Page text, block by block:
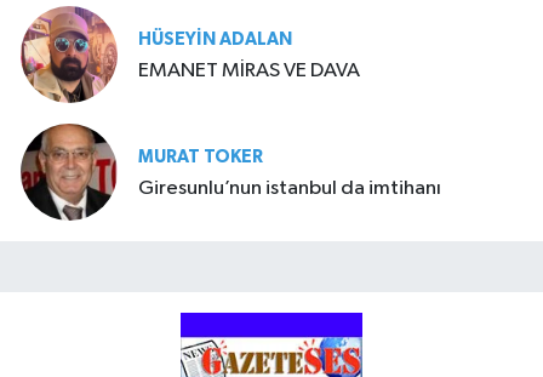
HÜSEYIN ADALAN
EMANET MİRAS VE DAVA
MURAT TOKER
Giresunlu’nun istanbul da imtihanı